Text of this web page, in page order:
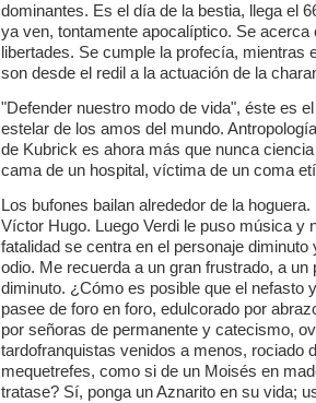
dominantes. Es el día de la bestia, llega el
ya ven, tontamente apocalíptico. Se acerca
libertades. Se cumple la profecía, mientras
son desde el redil a la actuación de la
"Defender nuestro modo de vida", éste es
estelar de los amos del mundo.
de Kubrick es ahora más que nunca
cama de un hospital, víctima de un coma
Los bufones bailan alrededor de la
Víctor Hugo. Luego Verdi le puso música y
fatalidad se centra en el personaje
odio. Me recuerda a un gran frustrado, a un
diminuto. ¿Cómo es posible que el nefasto
pasee de foro en foro, edulcorado por
por señoras de permanente y catecismo,
tardofranquistas venidos a menos, rociado
mequetrefes, como si de un Moisés en
tratase? Sí, ponga un Aznarito en su vida;